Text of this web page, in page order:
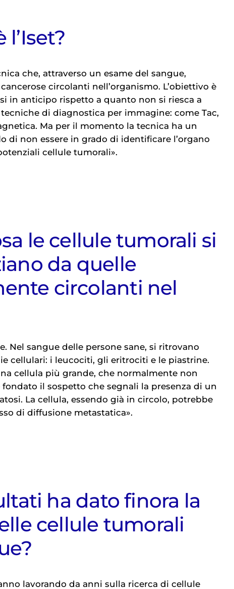
l’Iset?
che, attraverso un esame del sangue,
circolanti nell’organismo. L’obiettivo è
in anticipo rispetto a quanto non si riesca a
di diagnostica per immagine: come Tac,
Ma per il momento la tecnica ha un
di non essere in grado di identificare l’organo
cellule tumorali».
le cellule tumorali si
da quelle
circolanti nel
Nel sangue delle persone sane, si ritrovano
cellulari: i leucociti, gli eritrociti e le piastrine.
cellula più grande, che normalmente non
fondato il sospetto che segnali la presenza di un
La cellula, essendo già in circolo, potrebbe
di diffusione metastatica».
ha dato finora la
cellule tumorali
lavorando da anni sulla ricerca di cellule